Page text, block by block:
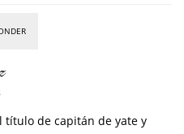
título de capitán de yate y